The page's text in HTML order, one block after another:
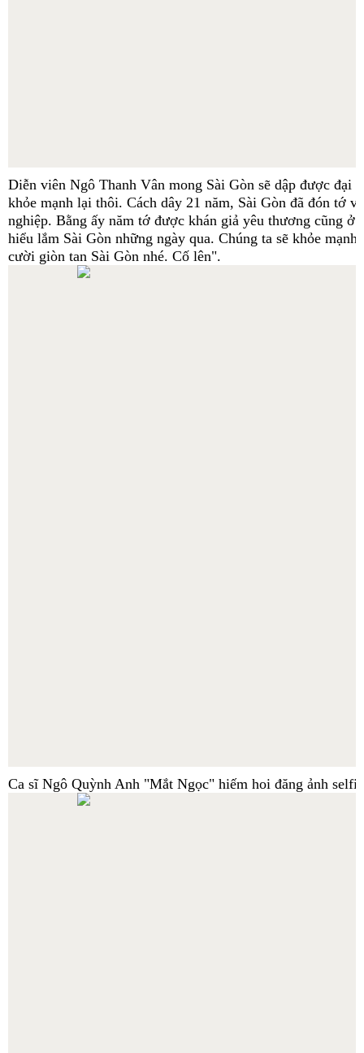
Diễn viên Ngô Thanh Vân mong Sài Gòn sẽ dập được đại
khỏe mạnh lại thôi. Cách dây 21 năm, Sài Gòn đã đón tớ
nghiệp. Bằng ấy năm tớ được khán giả yêu thương cũng ở
hiểu lắm Sài Gòn những ngày qua. Chúng ta sẽ khỏe
cười giòn tan Sài Gòn nhé. Cố lên".
Ca sĩ Ngô Quỳnh Anh "Mắt Ngọc" hiếm hoi đăng ảnh